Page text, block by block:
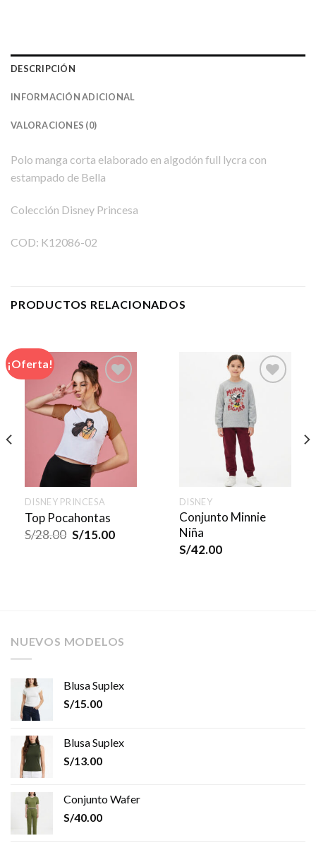
DESCRIPCIÓN
INFORMACIÓN ADICIONAL
VALORACIONES (0)
Polo manga corta elaborado en algodón full lycra con
estampado de Bella
Colección Disney Princesa
COD: K12086-02
PRODUCTOS RELACIONADOS
¡Oferta!
DISNEY PRINCESA
Top Pocahontas
S/28.00 S/15.00
DISNEY
Conjunto Minnie
Niña
S/42.00
NUEVOS MODELOS
Blusa Suplex
S/15.00
Blusa Suplex
S/13.00
Conjunto Wafer
S/40.00